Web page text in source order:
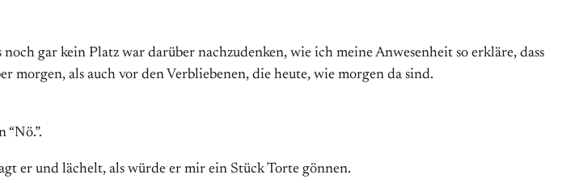
gar kein Platz war darüber nachzudenken, wie ich meine Anwesenheit so erkläre, dass
als auch vor den Verbliebenen, die heute, wie morgen da sind.
er und lächelt, als würde er mir ein Stück Torte gönnen.